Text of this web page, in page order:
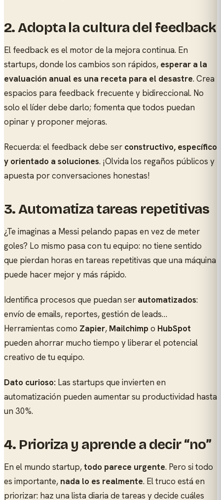
2.Adopta la cultura del feedback
El feedback es el motor de la mejora continua. En
startups, donde los cambios son rápidos, esperar a la
evaluación anual es una receta para el desastre. Crea
espacios para feedback frecuente y bidireccional. No
solo el líder debe darlo; fomenta que todos puedan
opinar y proponer mejoras.
Recuerda: el feedback debe ser constructivo, específico
y orientado a soluciones. ¡Olvida los regaños públicos y
apuesta por conversaciones honestas!
3.Automatiza tareas repetitivas
¿Te imaginas a Messi pelando papas en vez de meter
goles? Lo mismo pasa con tu equipo: no tiene sentido
que pierdan horas en tareas repetitivas que una máquina
puede hacer mejor y más rápido.
Identifica procesos que puedan ser automatizados:
envío de emails, reportes, gestión de leads…
Herramientas como Zapier, Mailchimp o HubSpot
pueden ahorrar mucho tiempo y liberar el potencial
creativo de tu equipo.
Dato curioso: Las startups que invierten en
automatización pueden aumentar su productividad hasta
un 30%.
4. Prioriza y aprende a decir “no”
En el mundo startup,todo parece urgente. Pero si todo
es importante, nada lo es realmente. El truco está en
priorizar: haz una lista diaria de tareas y decide cuáles